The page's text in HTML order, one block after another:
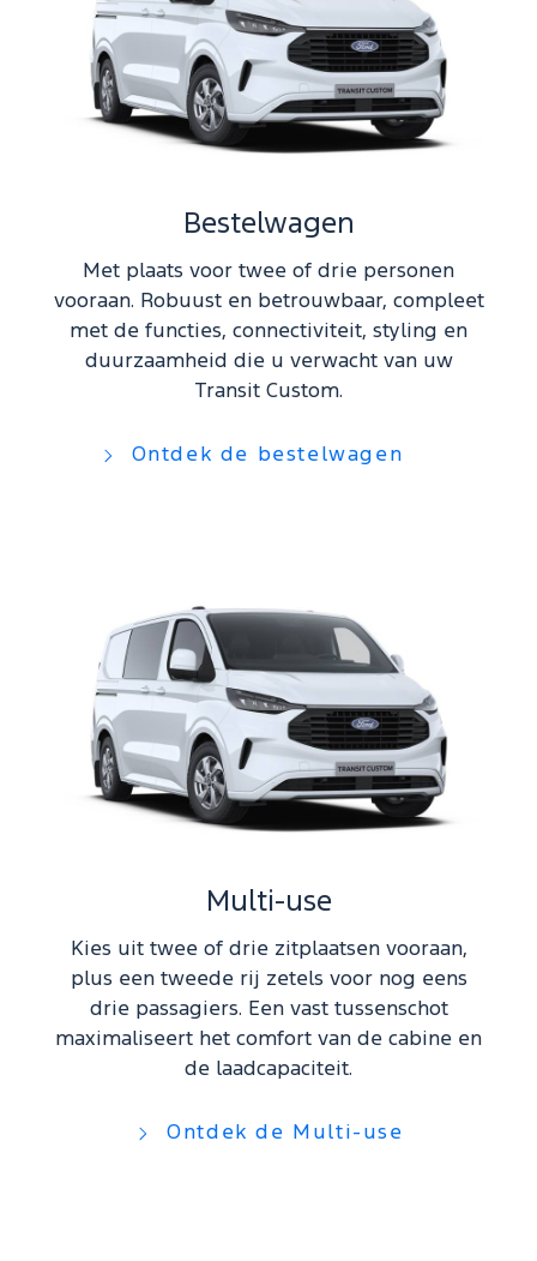
Bestelwagen
Met plaats voor twee of drie personen
vooraan. Robuust en betrouwbaar, compleet
met de functies, connectiviteit, styling en
duurzaamheid die u verwacht van uw
Transit Custom.
Ontdek de bestelwagen
Multi-use
Kies uit twee of drie zitplaatsen vooraan,
plus een tweede rij zetels voor nog eens
drie passagiers. Een vast tussenschot
maximaliseert het comfort van de cabine en
de laadcapaciteit.
Ontdek de Multi-use